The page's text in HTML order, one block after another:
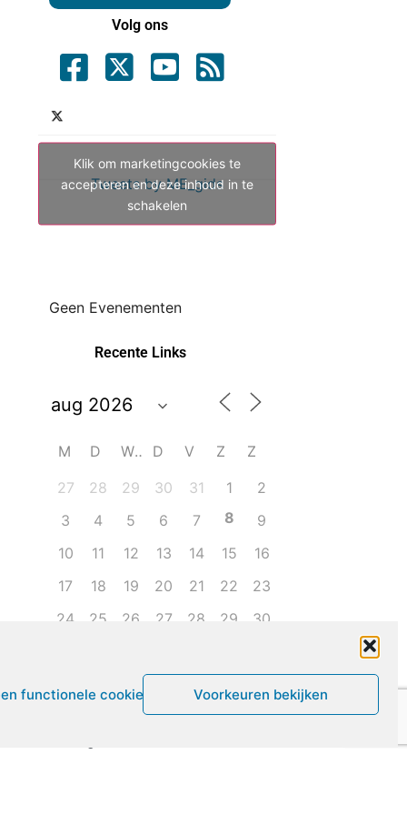
functionele cookies Voorkeuren bekijken
Volg ons
Tweets by ME_gids
Klik om marketingcookies te
accepteren en deze inhoud in te
schakelen
Geen Evenementen
Recente Links
M D W D V Z
Z
27
28 29 30 31 1
2
3
4 5 6 7 8
9
10
11 12 13 14 15
16
17
18 19 20 21 22
23
24
25 26 27 28 29
30
Leven met ME/CVS en POTS